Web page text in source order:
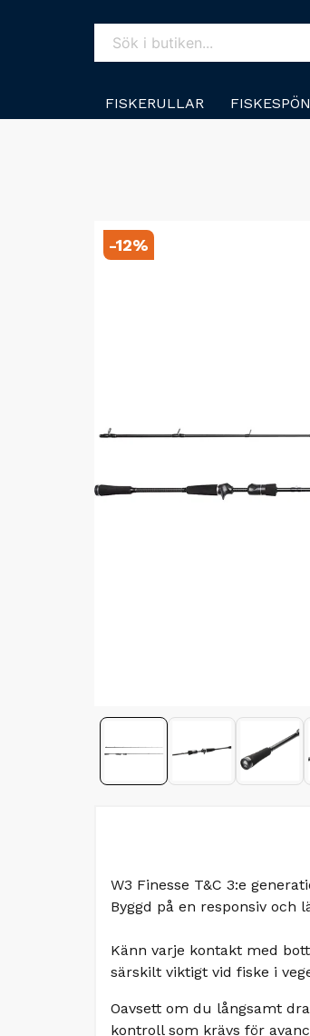
FISKERULLAR FISKESPÖN
-12%
W3 Finesse T&C 3:e
Byggd på en responsiv
Känn varje kontakt med
särskilt viktigt vid fiske i
Oavsett om du långsamt
kontroll som krävs för